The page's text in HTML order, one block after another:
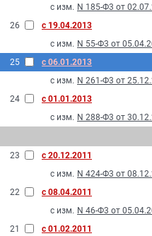
с изм. N 185-Ф3 от
26
с 19.04.2013
с изм. N 55-Ф3 от
25
с 06.01.2013
с изм. N 261-Ф3 от
24
с 01.01.2013
с изм. N 288-Ф3 от
23
с 20.12.2011
с изм. N 424-Ф3 от
22
с 08.04.2011
с изм. N 46-Ф3 от
21
с 01.02.2011